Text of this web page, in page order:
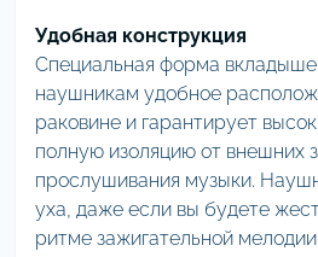
Удобная конструкция
Специальная форма
наушникам удобное
раковине и гарантирует
полную изоляцию от внешних
прослушивания музыки.
уха, даже если вы будете
ритме зажигательной мелодии.